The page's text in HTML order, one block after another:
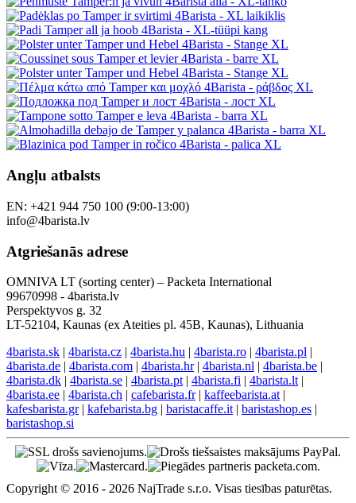
Angļu atbalsts
EN: +421 944 750 100 (9:00-13:00)
info@4barista.lv
Atgriešanās adrese
OMNIVA LT (sorting center) – Packeta International
99670998 - 4barista.lv
Perspektyvos g. 32
LT-52104, Kaunas (ex Ateities pl. 45B, Kaunas), Lithuania
4barista.sk | 4barista.cz | 4barista.hu | 4barista.ro | 4barista.pl |
4barista.de | 4barista.com | 4barista.hr| 4barista.nl | 4barista.be |
4barista.dk | 4barista.se | 4barista.pt | 4barista.fi | 4barista.lt |
4barista.ee | 4barista.ch | cafebarista.fr| kaffeebarista.at |
kafesbarista.gr| kafebarista.bg | baristacaffe.it | baristashop.es |
baristashop.si
Copyright © 2016 - 2026 NajTrade s.r.o. Visas tiesības paturētas.